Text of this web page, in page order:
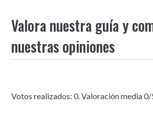
Valora nuestra guía y
nuestras opiniones
Votos realizados:0. Valoración media0/